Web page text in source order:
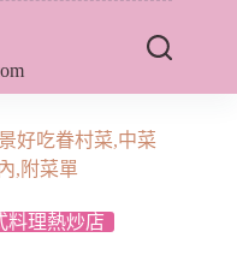
好吃眷村菜,中菜
,附菜單
料理熱炒店